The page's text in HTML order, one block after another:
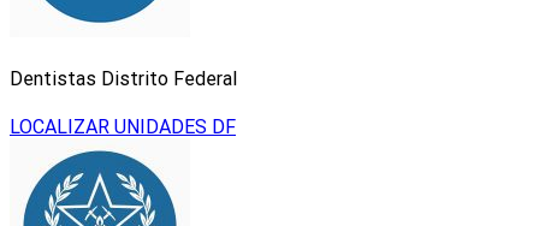
Dentistas Distrito Federal
LOCALIZAR UNIDADES DF